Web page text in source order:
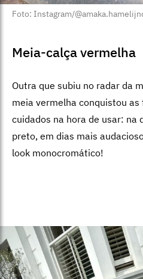
Foto: Instagram/
Meia-calça vermelha
Outra que subiu no radar da
meia vermelha conquistou
cuidados na hora de usar: na
preto, em dias mais
look monocromático!